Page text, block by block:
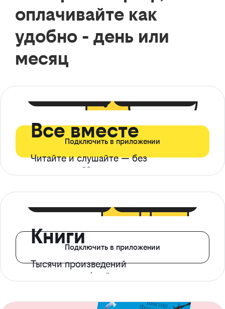
оплачивайте как
удобно - день или
месяц
Все вместе
Читайте и слушайте — без
ограничений*
Подключить в приложении
Книги
Тысячи произведений
с доступом офлайн
Подключить в приложении